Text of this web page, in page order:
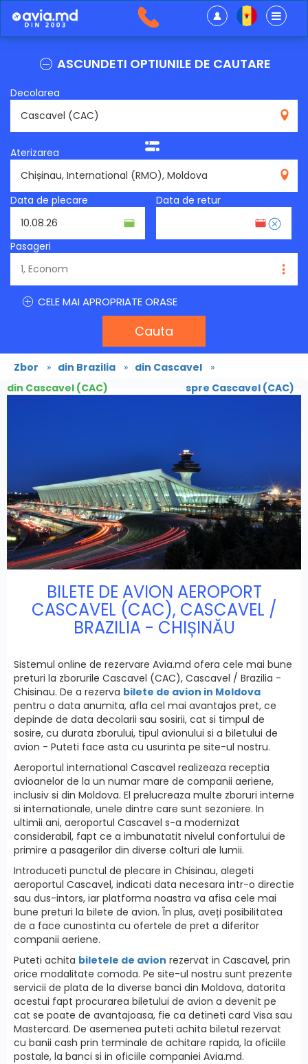
ASCUNDETI OPTIUNILE DE CAUTARE
Decolarea
Aterizarea
Data de plecare
Data de retur
Pasageri
CELE MAI APROPRIATE ORASE
Cauta
Zbor » din Brazilia » din Cascavel »
din Cascavel (CAC)
spre Cascavel (CAC)
BILETE DE AVION AEROPORT
CASCAVEL (CAC), CASCAVEL /
BRAZILIA - CHIȘINĂU
Sistemul online de rezervare Avia.md ofera cele mai bune
preturi la zborurile Cascavel (CAC), Cascavel / Brazilia -
Chisinau. De a rezerva bilete de avion in Moldova
pentru o data anumita, afla cel mai avantajos pret, ce
depinde de data decolarii sau sosirii, cat si timpul de
sosire, cu durata zborului, tipul avionului si a biletului de
avion - Puteti face asta cu usurinta pe site-ul nostru.
Aeroportul international Cascavel realizeaza receptia
avioanelor de la un numar mare de companii aeriene,
inclusiv si din Moldova. El prelucreaza multe zboruri interne
si internationale, unele dintre care sunt sezoniere. In
ultimii ani, aeroportul Cascavel s-a modernizat
considerabil, fapt ce a imbunatatit nivelul confortului de
primire a pasagerilor din diverse colturi ale lumii.
Introduceti punctul de plecare in Chisinau, alegeti
aeroportul Cascavel, indicati data necesara intr-o directie
sau dus-intors, iar platforma noastra va afisa cele mai
bune preturi la bilete de avion. În plus, aveți posibilitatea
de a face cunostinta cu ofertele de pret a diferitor
companii aeriene.
Puteti achita biletele de avion rezervat in Cascavel, prin
orice modalitate comoda. Pe site-ul nostru sunt prezente
servicii de plata de la diverse banci din Moldova, datorita
acestui fapt procurarea biletului de avion a devenit pe
cat se poate de avantajoasa, fie ca detineti card Visa sau
Mastercard. De asemenea puteti achita biletul rezervat
cu banii cash prin terminale de achitare rapida, la oficiile
postale, la banci si in oficiile companiei Avia.md.